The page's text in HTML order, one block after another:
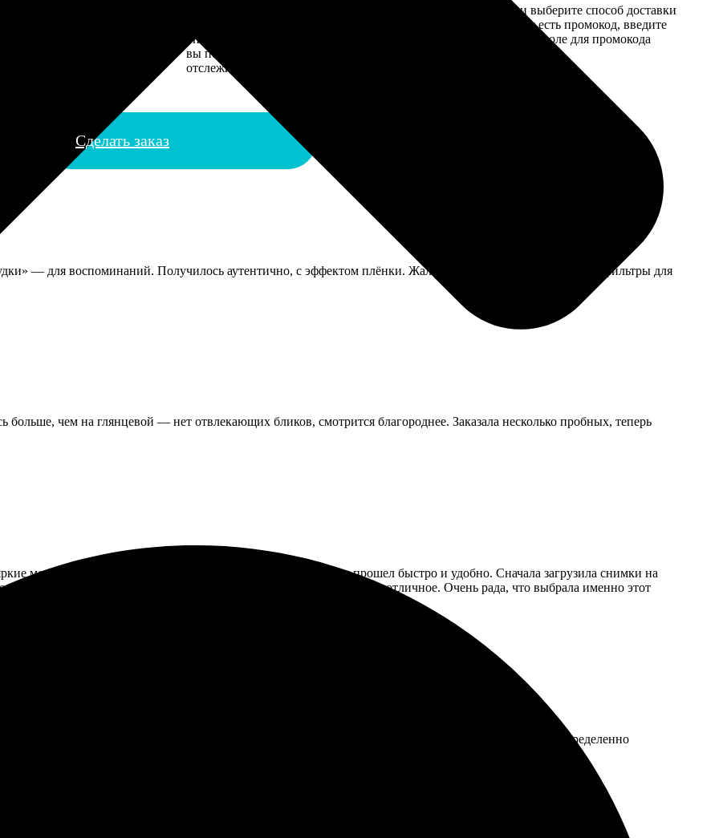
описанием заказа. Когда отправим заказ
вы получите письмо с трек-номером для
отслеживания.
Введите адрес и выберите способ доставки
заказа. Если у вас есть промокод, введите
его в специальное поле для промокода
Сделать заказ
— для воспоминаний. Получилось аутентично, с эффектом плёнки. Жаль, нельзя было выбрать разные фильтры для
больше, чем на глянцевой — нет отвлекающих бликов, смотрится благороднее. Заказала несколько пробных, теперь
моменты. Оформила заказ на печать фотографий, процесс прошел быстро и удобно. Сначала загрузила снимки на
готовности. Фотографии пришли аккуратно упакованные, качество отличное. Очень рада, что выбрала именно этот
сайте, всё быстро и удобно. Качество фотопечати превзошло ожидания. Получил результат в срок, определенно